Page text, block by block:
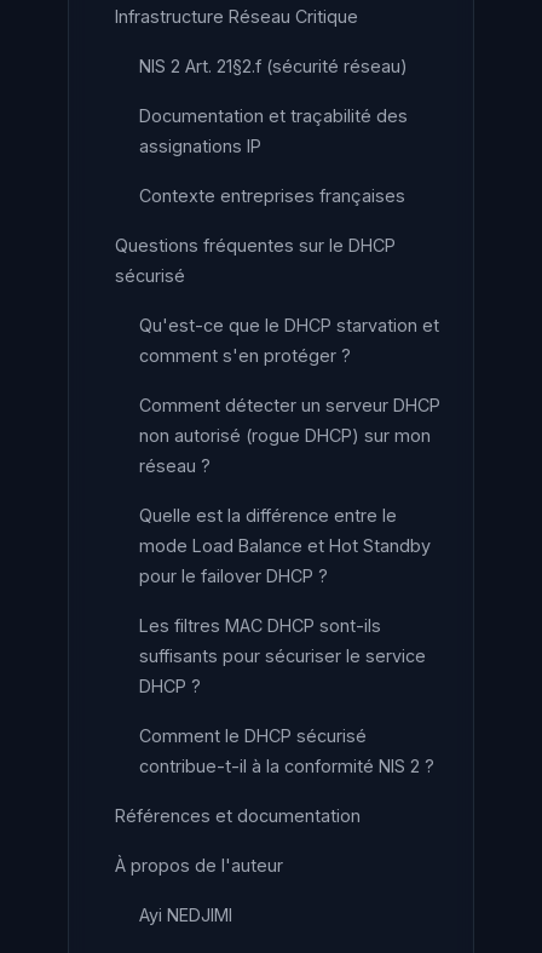
Infrastructure Réseau Critique
NIS 2 Art. 21§2.f (sécurité réseau)
Documentation et traçabilité des
assignations IP
Contexte entreprises françaises
Questions fréquentes sur le DHCP
sécurisé
Qu'est-ce que le DHCP starvation et
comment s'en protéger ?
Comment détecter un serveur DHCP
non autorisé (rogue DHCP) sur mon
réseau ?
Quelle est la différence entre le
mode Load Balance et Hot Standby
pour le failover DHCP ?
Les filtres MAC DHCP sont-ils
suffisants pour sécuriser le service
DHCP ?
Comment le DHCP sécurisé
contribue-t-il à la conformité NIS 2 ?
Références et documentation
À propos de l'auteur
Ayi NEDJIMI